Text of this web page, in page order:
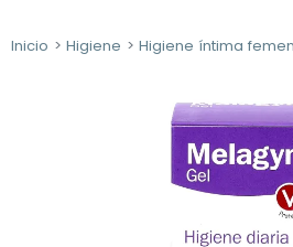
Inicio Higiene Higiene íntima